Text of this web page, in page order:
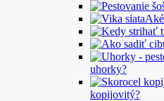
uhorky?
kopijovitý?